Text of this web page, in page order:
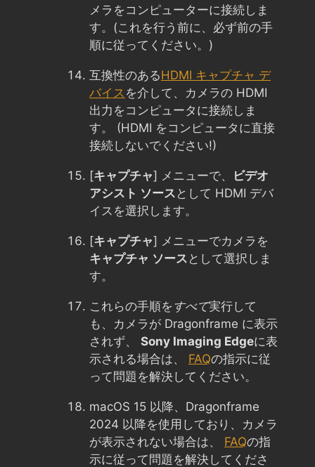
メラをコンピューターに接続しま
す。(これを行う前に、必ず前の手
順に従ってください。)
互換性のあるHDMI キャプチャ デ
バイス を介して、カメラの HDMI
出力をコンピュータに接続しま
す。 (HDMI をコンピュータに直接
接続しないでください!)
[キャプチャ] メニューで、
ビデオ
アシスト ソース として HDMI デバ
イスを選択します。
[キャプチャ] メニューでカメラを
キャプチャ ソース として選択しま
す。
これらの手順をすべて実行して
も、カメラが Dragonframe に表示
されず、 Sony Imaging Edgeに表
示される場合は、 FAQの指示に従
って問題を解決してください。
macOS 15 以降、Dragonframe
2024 以降を使用しており、カメラ
が表示されない場合は、 FAQの指
示に従って問題を解決してくださ